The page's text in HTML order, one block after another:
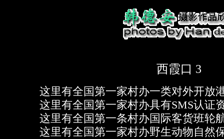
西霞口 3
这里有全国第一家村办一类对外开放
这里有全国第一家村办具有SMS认证
这里有全国第一条村办国际客货班轮
这里有全国第一家村办野生动物自然